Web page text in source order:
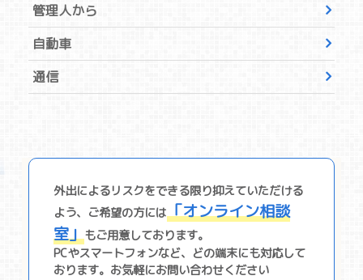
管理人から
自動車
通信
外出によるリスクをできる限り抑えていただける
よう、ご希望の⽅には「オンライン相談
室」もご⽤意しております。
PCやスマートフォンなど、どの端末にも対応して
おります。お気軽にお問い合わせください